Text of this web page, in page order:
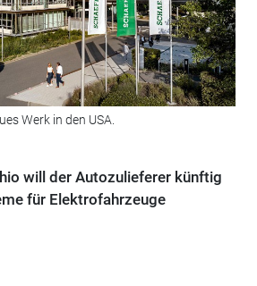
Werk in den USA.
will der Autozulieferer künftig
für Elektrofahrzeuge